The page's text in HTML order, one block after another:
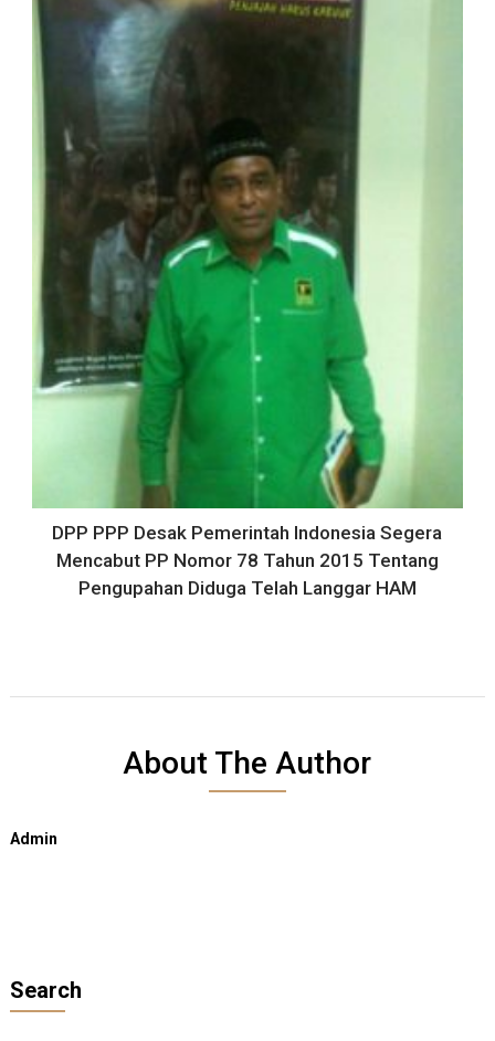
DPP PPP Desak Pemerintah Indonesia Segera
Mencabut PP Nomor 78 Tahun 2015 Tentang
Pengupahan Diduga Telah Langgar HAM
About The Author
Admin
Search